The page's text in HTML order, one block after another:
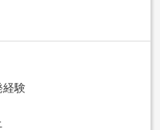
経験